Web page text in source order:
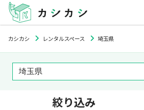
カシカシ レンタルスペース 埼玉県
絞り込み